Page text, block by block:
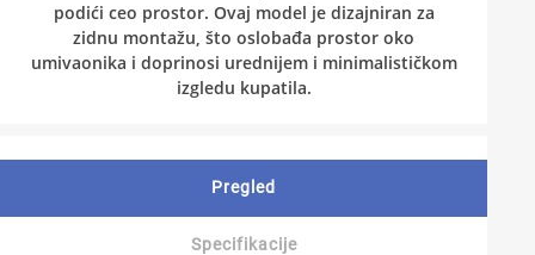
podići ceo prostor. Ovaj model je dizajniran za
zidnu montažu, što oslobađa prostor oko
umivaonika i doprinosi urednijem i minimalističkom
izgledu kupatila.
Pregled
Specifikacije